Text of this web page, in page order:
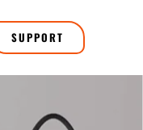
SUPPORT